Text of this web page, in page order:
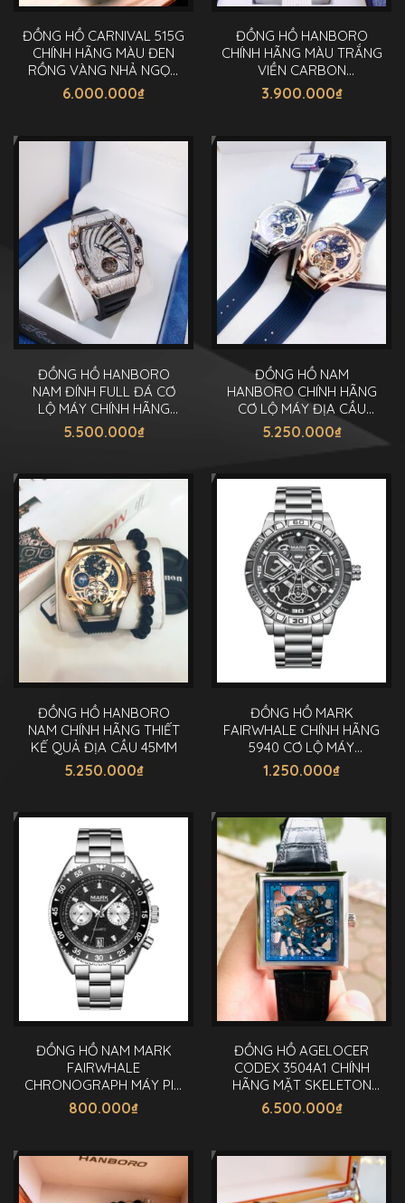
ĐỒNG HỒ CARNIVAL 515G
CHÍNH HÃNG MÀU ĐEN
RỒNG VÀNG NHẢ NGỌC
40MM
6.000.000₫
ĐỒNG HỒ HANBORO
CHÍNH HÃNG MÀU TRẮNG
VIỀN CARBON
AUTOMATIC 43MM
3.900.000₫
ĐỒNG HỒ HANBORO
NAM ĐÍNH FULL ĐÁ CƠ
LỘ MÁY CHÍNH HÃNG
40MM
5.500.000₫
ĐỒNG HỒ NAM
HANBORO CHÍNH HÃNG
CƠ LỘ MÁY ĐỊA CẦU
45MM
5.250.000₫
ĐỒNG HỒ HANBORO
NAM CHÍNH HÃNG THIẾT
KẾ QUẢ ĐỊA CẦU 45MM
5.250.000₫
ĐỒNG HỒ MARK
FAIRWHALE CHÍNH HÃNG
5940 CƠ LỘ MÁY
AUTOMATIC 46MM
1.250.000₫
ĐỒNG HỒ NAM MARK
FAIRWHALE
CHRONOGRAPH MÁY PIN
CHÍNH HÃNG 44MM
800.000₫
ĐỒNG HỒ AGELOCER
CODEX 3504A1 CHÍNH
HÃNG MẶT SKELETON
AUTOMATIC 40MM
6.500.000₫